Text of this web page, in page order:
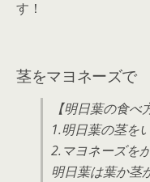
す！
茎をマヨネーズで
【明日葉の食べ
1.明日葉の茎を
2.マヨネーズを
明日葉は葉か茎